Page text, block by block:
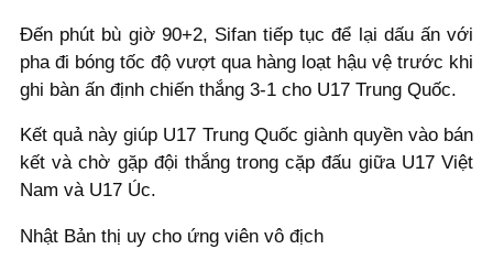
Đến phút bù giờ 90+2, Sifan tiếp tục để lại dấu ấn với
pha đi bóng tốc độ vượt qua hàng loạt hậu vệ trước khi
ghi bàn ấn định chiến thắng 3-1 cho U17 Trung Quốc.
Kết quả này giúp U17 Trung Quốc giành quyền vào bán
kết và chờ gặp đội thắng trong cặp đấu giữa U17 Việt
Nam và U17 Úc.
Nhật Bản thị uy cho ứng viên vô địch